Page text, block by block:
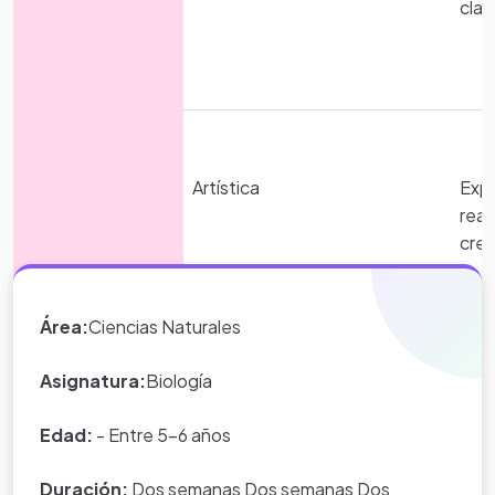
Artística
Materiales
*Nota:toda la información que
aparece en los Proyectos de Clase
Área:Ciencias Naturales
Asignatura:Biología
Edad: - Entre 5-6 años
Duración: Dos semanas Dos semanas Dos